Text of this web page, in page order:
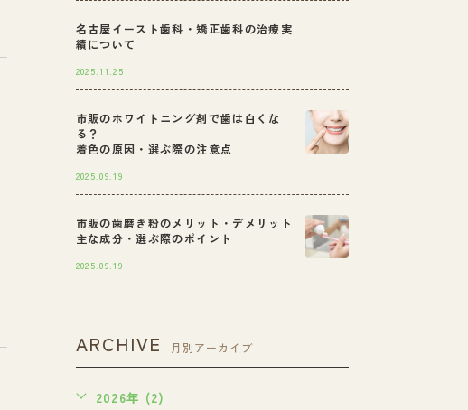
名古屋イースト歯科・矯正歯科の治療実
績について
2025.11.25
市販のホワイトニング剤で歯は白くな
る？
着色の原因・選ぶ際の注意点
2025.09.19
市販の歯磨き粉のメリット・デメリット
主な成分・選ぶ際のポイント
2025.09.19
ARCHIVE 月別アーカイブ
2026年 (2)